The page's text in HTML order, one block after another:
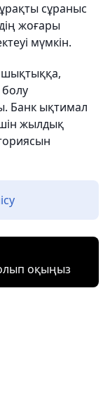
сұраныс
жоғары
мүмкін.
болу
Банк ықтимал
жылдық
оқыңыз